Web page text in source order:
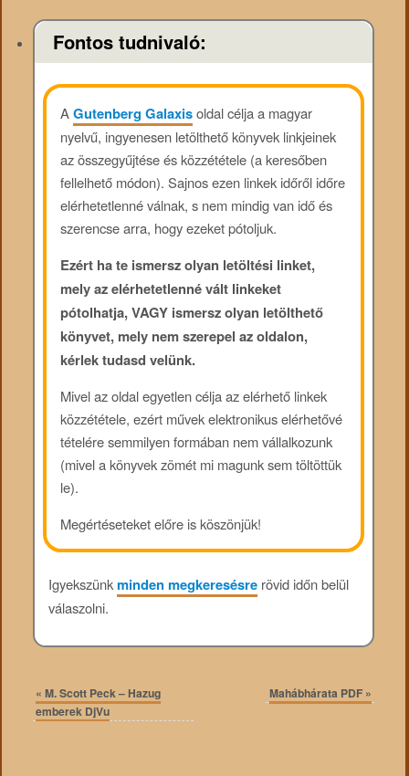
Fontos tudnivaló:
AGutenberg Galaxisoldal célja a magyar
nyelvű, ingyenesen letölthető könyvek linkjeinek
az összegyűjtése és közzététele (a keresőben
fellelhető módon). Sajnos ezen linkek időről időre
elérhetetlenné válnak, s nem mindig van idő és
szerencse arra, hogy ezeket pótoljuk.
Ezért ha te ismersz olyan letöltési linket,
mely az elérhetetlenné vált linkeket
pótolhatja, VAGY ismersz olyan letölthető
könyvet, mely nem szerepel az oldalon,
kérlek tudasd velünk.
Mivel az oldal egyetlen célja az elérhető linkek
közzététele, ezért művek elektronikus elérhetővé
tételére semmilyen formában nem vállalkozunk
(mivel a könyvek zömét mi magunk sem töltöttük
le).
Megértéseteket előre is köszönjük!
Igyekszünkminden megkeresésrerövid időn belül
válaszolni.
« M. Scott Peck – Hazug
emberek DjVu
Mahábhárata PDF »